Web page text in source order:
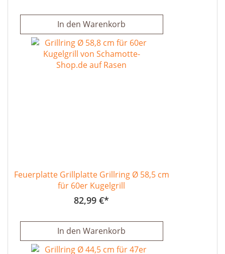
In den Warenkorb
Feuerplatte Grillplatte Grillring Ø 58,5 cm
für 60er Kugelgrill
82,99 €
In den Warenkorb